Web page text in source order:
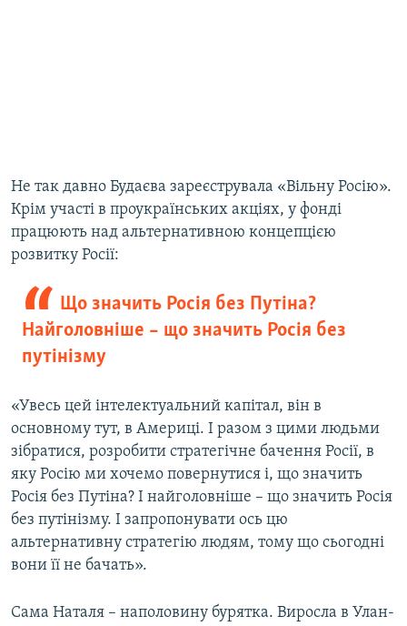
Не так давно Будаєва зареєструвала «Вільну Росію».
Крім участі в проукраїнських акціях, у фонді
працюють над альтернативною концепцією
розвитку Росії:
Що значить Росія без Путіна?
Найголовніше – що значить Росія без
путінізму
«Увесь цей інтелектуальний капітал, він в
основному тут, в Америці. І разом з цими людьми
зібратися, розробити стратегічне бачення Росії, в
яку Росію ми хочемо повернутися і, що значить
Росія без Путіна? І найголовніше – що значить Росія
без путінізму. І запропонувати ось цю
альтернативну стратегію людям, тому що сьогодні
вони її не бачать».
Сама Наталя – наполовину бурятка. Виросла в Улан-